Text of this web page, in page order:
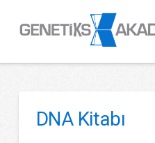
DNA Kitabı